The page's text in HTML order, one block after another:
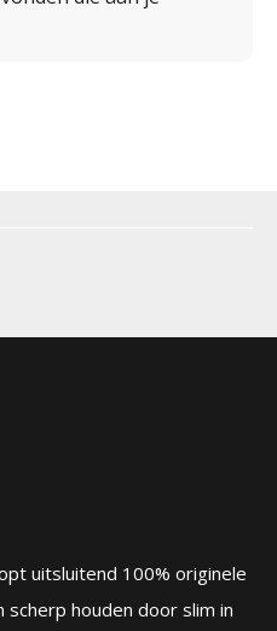
uitsluitend 100% originele
scherp houden door slim in